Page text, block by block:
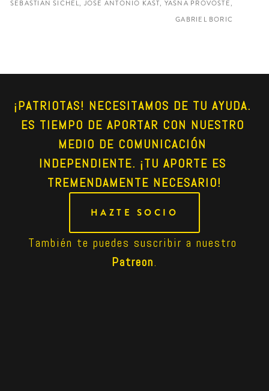
SEBASTIÁN SICHEL, JOSÉ ANTONIO KAST, YASNA PROVOSTE,
GABRIEL BORIC
¡PATRIOTAS! NECESITAMOS DE TU AYUDA.
ES TIEMPO DE APORTAR CON NUESTRO
MEDIO DE COMUNICACIÓN
INDEPENDIENTE. ¡TU APORTE ES
TREMENDAMENTE NECESARIO!
HAZTE SOCIO
Patreon.